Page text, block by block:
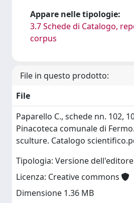
Appare nelle tipologie:
3.7 Schede di Catalogo,
corpus
File in questo prodotto:
File
Paparello C., schede nn. 102,
Pinacoteca comunale di
sculture. Catalogo
Tipologia: Versione dell'editore
Licenza: Creative commons
Dimensione 1.36 MB